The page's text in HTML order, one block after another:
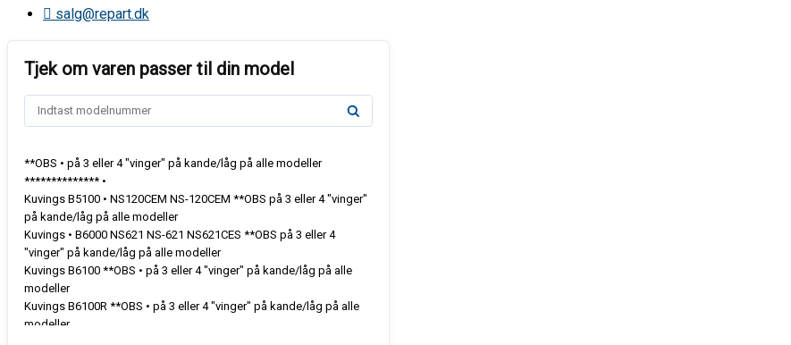
salg@repart.dk
**OBS • på 3 eller 4 "vinger" på kande/låg på alle modeller
************** •
Kuvings B5100 • NS120CEM NS-120CEM **OBS på 3 eller 4 "vinger"
på kande/låg på alle modeller
Kuvings • B6000 NS621 NS-621 NS621CES **OBS på 3 eller 4
"vinger" på kande/låg på alle modeller
Kuvings B6100 **OBS • på 3 eller 4 "vinger" på kande/låg på alle
modeller
Kuvings B6100R **OBS • på 3 eller 4 "vinger" på kande/låg på alle
modeller